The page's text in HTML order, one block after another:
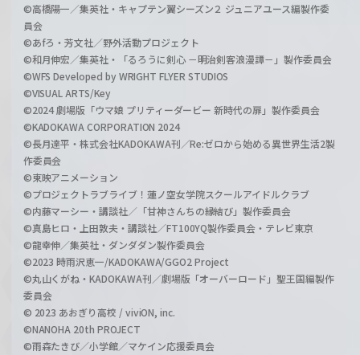
©高橋陽一／集英社・キャプテン翼シーズン２ ジュニアユース編製作委
員会
©あfろ・芳文社／野外活動プロジェクト
©和月伸宏／集英社・「るろうに剣心 －明治剣客浪漫譚－」製作委員会
©WFS Developed by WRIGHT FLYER STUDIOS
©VISUAL ARTS/Key
©2024 劇場版「ウマ娘 プリティーダービー 新時代の扉」製作委員会
©KADOKAWA CORPORATION 2024
©長月達平・株式会社KADOKAWA刊／Re:ゼロから始める異世界生活2製
作委員会
©東映アニメーション
©プロジェクトラブライブ！蓮ノ空女学院スクールアイドルクラブ
©内藤マーシー・講談社／「甘神さんちの縁結び」製作委員会
©真島ヒロ・上田敦夫・講談社／FT100YQ製作委員会・テレビ東京
©龍幸伸／集英社・ダンダダン製作委員会
©2023 時雨沢恵一/KADOKAWA/GGO2 Project
©丸山くがね・KADOKAWA刊／劇場版「オーバーロード」聖王国編製作
委員会
© 2023 あおぎり高校 / viviON, inc.
©NANOHA 20th PROJECT
©雨森たきび／小学館／マケイン応援委員会